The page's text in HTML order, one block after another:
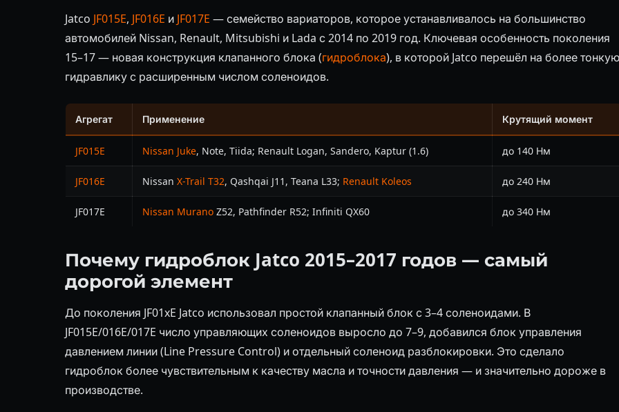
Jatco JF015E, JF016E и JF017E — семейство вариаторов, которое устанавливалось на большинство
автомобилей Nissan, Renault, Mitsubishi и Lada с 2014 по 2019 год. Ключевая особенность поколения
15–17 — новая конструкция клапанного блока (гидроблока), в которой Jatco перешёл на более тонкую
гидравлику с расширенным числом соленоидов.
Агрегат Применение Крутящий момент
JF015E Nissan Juke, Note, Tiida; Renault Logan, Sandero, Kaptur (1.6) до 140 Нм
JF016E Nissan X-Trail T32, Qashqai J11, Teana L33; Renault Koleos до 240 Нм
JF017E Nissan Murano Z52, Pathfinder R52; Infiniti QX60 до 340 Нм
Почему гидроблок Jatco 2015–2017 годов — самый
дорогой элемент
До поколения JF01xE Jatco использовал простой клапанный блок с 3–4 соленоидами. В
JF015E/016E/017E число управляющих соленоидов выросло до 7–9, добавился блок управления
давлением линии (Line Pressure Control) и отдельный соленоид разблокировки. Это сделало
гидроблок более чувствительным к качеству масла и точности давления — и значительно дороже в
производстве.